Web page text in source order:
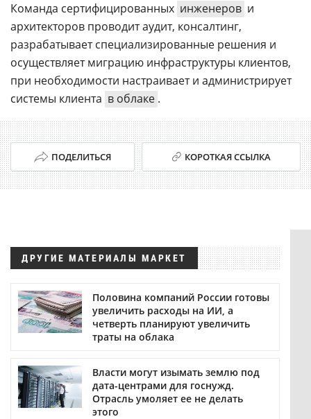
Команда сертифицированных инженеров и
архитекторов проводит аудит, консалтинг,
разрабатывает специализированные решения и
осуществляет миграцию инфраструктуры клиентов,
при необходимости настраивает и администрирует
системы клиента в облаке .
ПОДЕЛИТЬСЯ КОРОТКАЯ ССЫЛКА
ДРУГИЕ МАТЕРИАЛЫ МАРКЕТ
Половина компаний России готовы
увеличить расходы на ИИ, а
четверть планируют увеличить
траты на облака
Власти могут изымать землю под
дата-центрами для госнужд.
Отрасль умоляет ее не делать
этого